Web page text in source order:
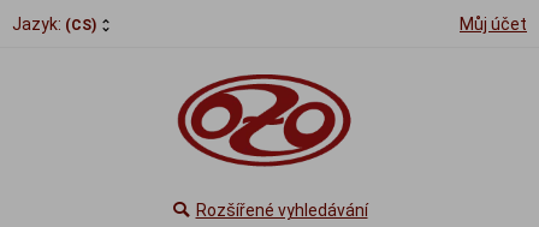
Jazyk: (CS) Můj účet
Rozšířené vyhledávání